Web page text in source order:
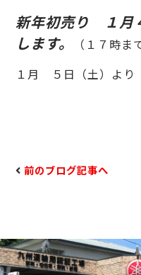
新年初売り １月
します。
（ １７時ま
１月 ５日（土）より
前のブログ記事へ